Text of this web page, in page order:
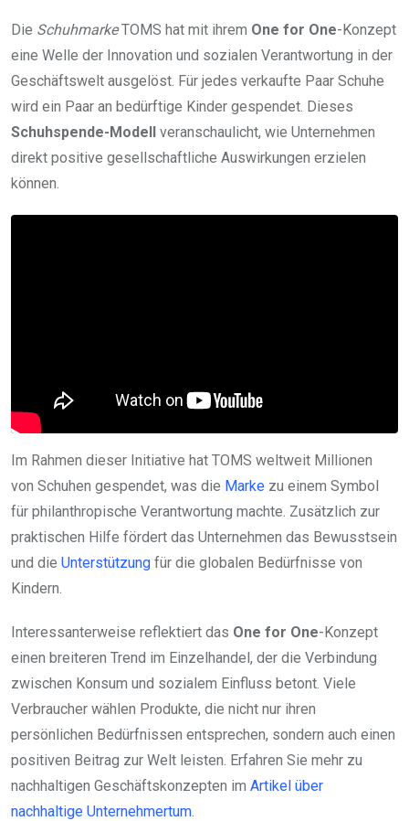
Die SchuhmarkeTOMS hat mit ihrem One for One-Konzept
eine Welle der Innovation und sozialen Verantwortung in der
Geschäftswelt ausgelöst. Für jedes verkaufte Paar Schuhe
wird ein Paar an bedürftige Kinder gespendet. Dieses
Schuhspende-Modell
veranschaulicht, wie Unternehmen
direkt positive gesellschaftliche Auswirkungen erzielen
können.
Im Rahmen dieser Initiative hat TOMS weltweit Millionen
von Schuhen gespendet, was die Marke zu einem Symbol
für philanthropische Verantwortung machte. Zusätzlich zur
praktischen Hilfe fördert das Unternehmen das Bewusstsein
und die Unterstützung für die globalen Bedürfnisse von
Kindern.
Interessanterweise reflektiert das One for One-Konzept
einen breiteren Trend im Einzelhandel, der die Verbindung
zwischen Konsum und sozialem Einfluss betont. Viele
Verbraucher wählen Produkte, die nicht nur ihren
persönlichen Bedürfnissen entsprechen, sondern auch einen
positiven Beitrag zur Welt leisten. Erfahren Sie mehr zu
nachhaltigen Geschäftskonzepten im Artikel über
nachhaltige Unternehmertum